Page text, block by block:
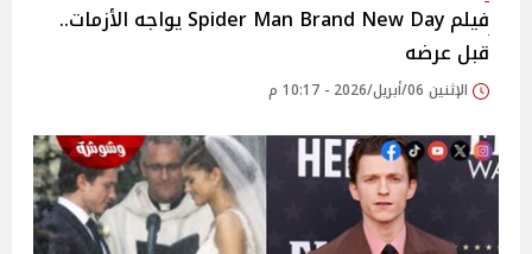
فيلم Spider Man Brand New Day يواجه الأزمات..
قبل عرضه
الإثنين 06/أبريل/2026 - 10:17 م